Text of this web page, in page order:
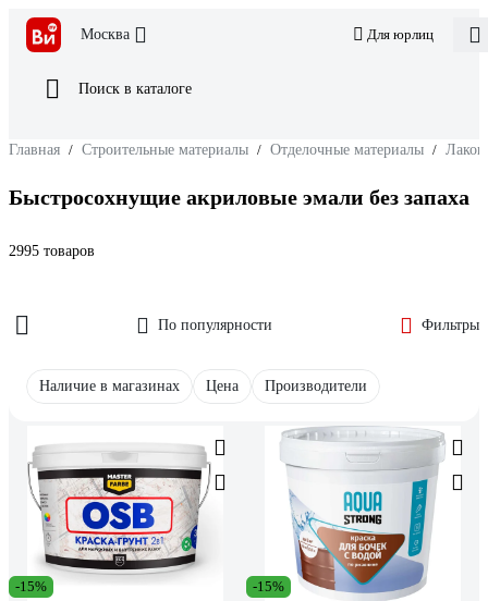
Москва Для юрлиц
Поиск в каталоге
Главная / Строительные материалы / Отделочные материалы /
Быстросохнущие акриловые эмали без запаха
2995 товаров
По популярности Фильтры
Наличие в магазинах Цена Производители
-15% -15%